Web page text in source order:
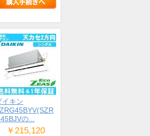
イキン
の...
￥215,120